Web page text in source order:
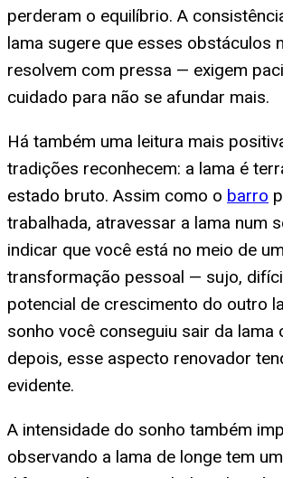
perderam o equilíbrio. A
lama sugere que esses obstáculos
resolvem com pressa — exigem
cuidado para não se afundar mais.
Há também uma leitura mais
tradições reconhecem: a lama é
estado bruto. Assim como o barro
trabalhada, atravessar a lama num
indicar que você está no meio de
transformação pessoal — sujo,
potencial de crescimento do outro
sonho você conseguiu sair da lama
depois, esse aspecto renovador
evidente.
A intensidade do sonho também
observando a lama de longe tem